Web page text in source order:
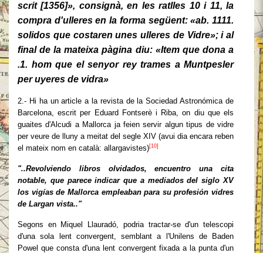
scrit [1356]», consignà, en les ratlles 10 i 11, la
compra d'ulleres en la forma següent: «ab. 1111.
solidos que costaren unes ulleres de Vidre»; i al
final de la mateixa pàgina diu: «Item que dona a
.1. hom que el senyor rey trames a Muntpesler
per uyeres de vidra»
2.- Hi ha un article a la revista de la Sociedad Astronómica de
Barcelona, escrit per Eduard Fontserè i Riba, on diu que els
guaites d'Alcudi a Mallorca ja feien servir algun tipus de vidre
per veure de lluny a meitat del segle XIV (avui dia encara reben
el mateix nom en català: allargavistes)[10]
"..Revolviendo libros olvidados, encuentro una cita
notable, que parece indicar que a mediados del siglo XV
los vigías de Mallorca empleaban para su profesión vidres
de Largan vista.."
Segons en Miquel Llauradó, podria tractar-se d'un telescopi
d'una sola lent convergent, semblant a l'Unilens de Baden
Powel que consta d'una lent convergentfixada a la punta d'un